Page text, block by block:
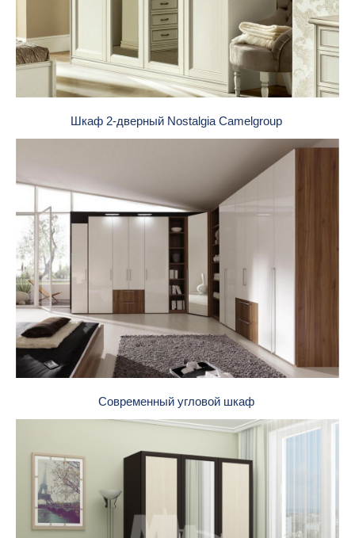
Шкаф 2-дверный Nostalgia Camelgroup
Современный угловой шкаф